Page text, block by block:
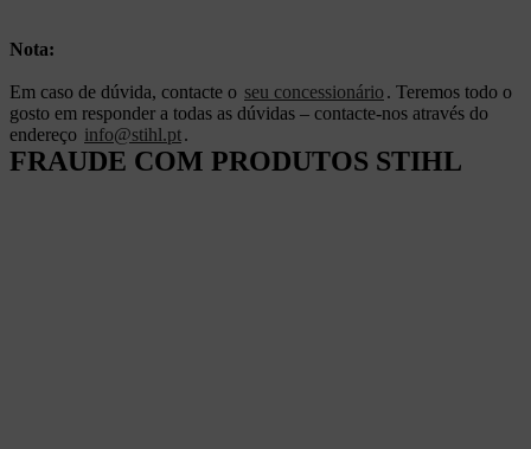
Nota:
Em caso de dúvida, contacte o seu concessionário . Teremos todo o
gosto em responder a todas as dúvidas – contacte-nos através do
endereço info@stihl.pt.
FRAUDE COM PRODUTOS STIHL